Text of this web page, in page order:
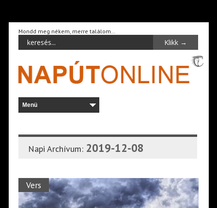
Mondd meg nékem, merre találom…
Napi Archívum: 2019-12-08
Vers